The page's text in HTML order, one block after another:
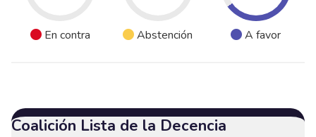
En contra Abstención A favor
Coalición Lista de la Decencia